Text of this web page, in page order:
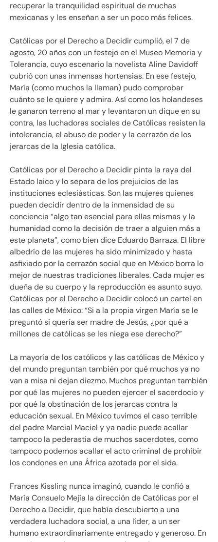
recuperar la tranquilidad espiritual de muchas
mexicanas y les enseñan a ser un poco más felices.
Católicas por el Derecho a Decidir cumplió, el 7 de
agosto, 20 años con un festejo en el Museo Memoria y
Tolerancia, cuyo escenario la novelista Aline Davidoff
cubrió con unas inmensas hortensias. En ese festejo,
María (como muchos la llaman) pudo comprobar
cuánto se le quiere y admira. Así como los holandeses
le ganaron terreno al mar y levantaron un dique en su
contra, las luchadoras sociales de Católicas resisten la
intolerancia, el abuso de poder y la cerrazón de los
jerarcas de la Iglesia católica.
Católicas por el Derecho a Decidir pinta la raya del
Estado laico y lo separa de los prejuicios de las
instituciones eclesiásticas. Son las mujeres quienes
pueden decidir dentro de la inmensidad de su
conciencia algo tan esencial para ellas mismas y la
humanidad como la decisión de traer a alguien más a
este planeta , como bien dice Eduardo Barraza. El libre
albedrío de las mujeres ha sido minimizado y hasta
asfixiado por la cerrazón social que en México borra lo
mejor de nuestras tradiciones liberales. Cada mujer es
dueña de su cuerpo y la reproducción es asunto suyo.
Católicas por el Derecho a Decidir colocó un cartel en
las calles de México: Si a la propia virgen María se le
preguntó si quería ser madre de Jesús, ¿por qué a
millones de católicas se les niega ese derecho?
La mayoría de los católicos y las católicas de México y
del mundo preguntan también por qué muchos ya no
van a misa ni dejan diezmo. Muchos preguntan también
por qué las mujeres no pueden ejercer el sacerdocio y
por qué la obstinación de los jerarcas contra la
educación sexual. En México tuvimos el caso terrible
del padre Marcial Maciel y ya nadie puede acallar
tampoco la pederastia de muchos sacerdotes, como
tampoco podemos acallar el acto criminal de prohibir
los condones en una África azotada por el sida.
Frances Kissling nunca imaginó, cuando le confió a
María Consuelo Mejía la dirección de Católicas por el
Derecho a Decidir, que había descubierto a una
verdadera luchadora social, a una líder, a un ser
humano extraordinariamente entregado y generoso. En